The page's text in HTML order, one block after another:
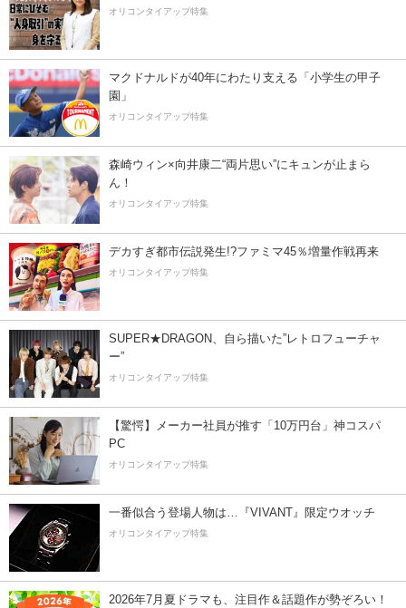
オリコンタイアップ特集
マクドナルドが40年にわたり支える「小学生の甲子
園」
オリコンタイアップ特集
森崎ウィン×向井康二“両片思い”にキュンが止まら
ん！
オリコンタイアップ特集
デカすぎ都市伝説発生!?ファミマ45％増量作戦再来
オリコンタイアップ特集
SUPER★DRAGON、自ら描いた”レトロフューチャ
ー”
オリコンタイアップ特集
【驚愕】メーカー社員が推す「10万円台」神コスパ
PC
オリコンタイアップ特集
一番似合う登場人物は…『VIVANT』限定ウオッチ
オリコンタイアップ特集
2026年7月夏ドラマも、注目作＆話題作が勢ぞろい！